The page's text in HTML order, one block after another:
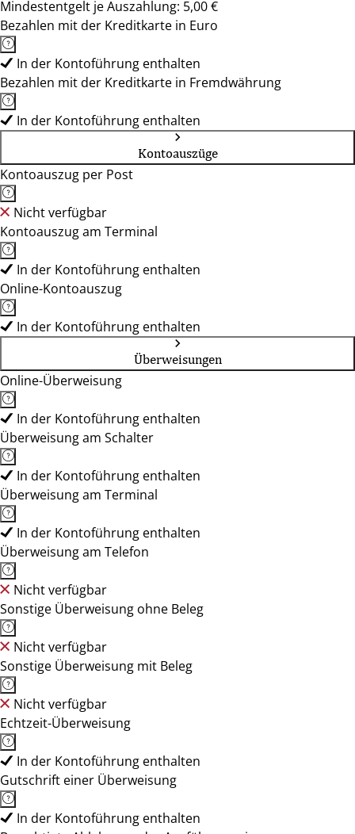
Mindestentgelt je Auszahlung: 5,00 €
Bezahlen mit der Kreditkarte in Euro
In der Kontoführung enthalten
Bezahlen mit der Kreditkarte in Fremdwährung
In der Kontoführung enthalten
Kontoauszüge
Kontoauszug per Post
Nicht verfügbar
Kontoauszug am Terminal
In der Kontoführung enthalten
Online-Kontoauszug
In der Kontoführung enthalten
Überweisungen
Online-Überweisung
In der Kontoführung enthalten
Überweisung am Schalter
In der Kontoführung enthalten
Überweisung am Terminal
In der Kontoführung enthalten
Überweisung am Telefon
Nicht verfügbar
Sonstige Überweisung ohne Beleg
Nicht verfügbar
Sonstige Überweisung mit Beleg
Nicht verfügbar
Echtzeit-Überweisung
In der Kontoführung enthalten
Gutschrift einer Überweisung
In der Kontoführung enthalten